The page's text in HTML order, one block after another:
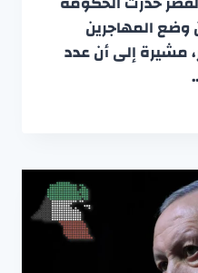
المهاجرين
مشيرة إلى أن عدد